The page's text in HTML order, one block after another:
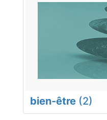
bien-être (2)